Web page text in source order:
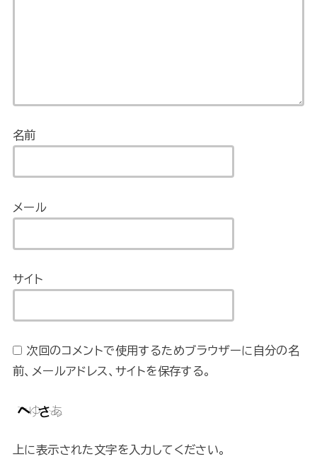
名前
メール
サイト
次回のコメントで使用するためブラウザーに自分の名
前、メールアドレス、サイトを保存する。
上に表示された文字を入力してください。